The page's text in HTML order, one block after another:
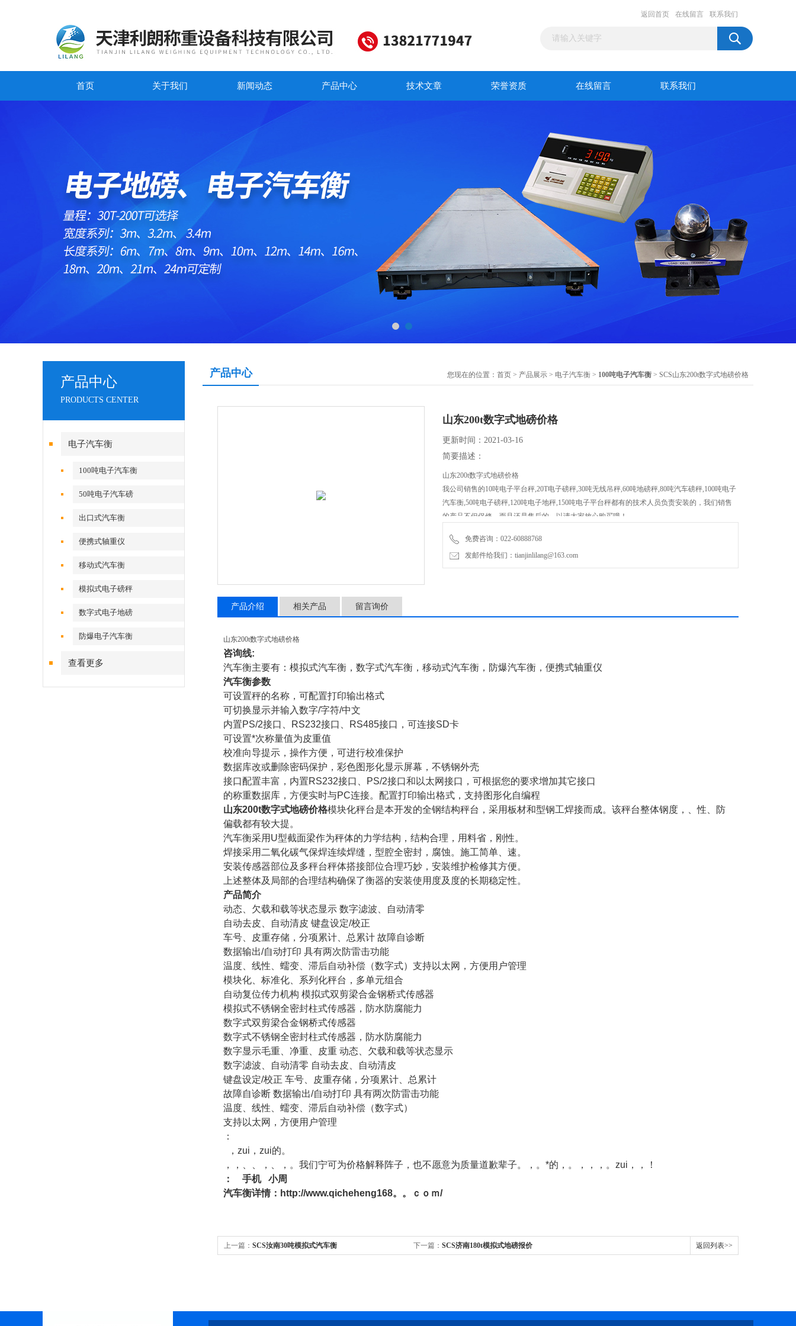
返回首页 在线留言 联系我们
首页 关于我们 新闻动态 产品中心 技术文章 荣誉资质 在线留言 联系我们
产品中心
PRODUCTS CENTER
电子汽车衡
100吨电子汽车衡
50吨电子汽车磅
出口式汽车衡
便携式轴重仪
移动式汽车衡
模拟式电子磅秤
数字式电子地磅
防爆电子汽车衡
查看更多
产品中心 您现在的位置： 首页 > 产品展示 > 电子汽车衡 > 100吨电子汽车衡 > SCS山东200t数字式地磅价格
山东200t数字式地磅价格
更新时间：2021-03-16
简要描述：
山东200t数字式地磅价格
我公司销售的10吨电子平台秤,20T电子磅秤,30吨无线吊秤,60吨地磅秤,80吨汽车磅秤,100吨电子
汽车衡,50吨电子磅秤,120吨电子地秤,150吨电子平台秤都有的技术人员负责安装的，我们销售
的产品不但保修，而且还是售后的，以请大家放心购买哦！
免费咨询：022-60888768
发邮件给我们：tianjinlilang@163.com
产品介绍 相关产品 留言询价
山东200t数字式地磅价格
咨询线:
汽车衡主要有：模拟式汽车衡，数字式汽车衡，移动式汽车衡，防爆汽车衡，便携式轴重仪
汽车衡参数
可设置秤的名称，可配置打印输出格式
可切换显示并输入数字/字符/中文
内置PS/2接口、RS232接口、RS485接口，可连接SD卡
可设置*次称量值为皮重值
校准向导提示，操作方便，可进行校准保护
数据库改或删除密码保护，彩色图形化显示屏幕，不锈钢外壳
接口配置丰富，内置RS232接口、PS/2接口和以太网接口，可根据您的要求增加其它接口
的称重数据库，方便实时与PC连接。配置打印输出格式，支持图形化自编程
山东200t数字式地磅价格模块化秤台是本开发的全钢结构秤台，采用板材和型钢工焊接而成。该秤台整体钢度，、性、防
偏载都有较大提。
汽车衡采用 U型截面梁作为秤体的力学结构，结构合理，用料省，刚性。
焊接采用二氧化碳气保焊连续焊缝，型腔全密封，腐蚀。施工简单、速。
安装传感器部位及多秤台秤体搭接部位合理巧妙，安装维护检修其方便。
上述整体及局部的合理结构确保了衡器的安装使用度及度的长期稳定性。
产品简介
动态、欠载和载等状态显示 数字滤波、自动清零
自动去皮、自动清皮 键盘设定/校正
车号、皮重存储，分项累计、总累计 故障自诊断
数据输出/自动打印 具有两次防雷击功能
温度、线性、蠕变、滞后自动补偿（数字式）支持以太网，方便用户管理
模块化、标准化、系列化秤台，多单元组合
自动复位传力机构 模拟式双剪梁合金钢桥式传感器
模拟式不锈钢全密封柱式传感器，防水防腐能力
数字式双剪梁合金钢桥式传感器
数字式不锈钢全密封柱式传感器，防水防腐能力
数字显示毛重、净重、皮重 动态、欠载和载等状态显示
数字滤波、自动清零 自动去皮、自动清皮
键盘设定/校正 车号、皮重存储，分项累计、总累计
故障自诊断 数据输出/自动打印 具有两次防雷击功能
温度、线性、蠕变、滞后自动补偿（数字式）
支持以太网，方便用户管理
：
，zui，zui的。
，，、、，、，。我们宁可为价格解释阵子，也不愿意为质量道歉辈子。，。*的，。，，，。zui，，！
：
手机 小周
汽车衡详情： http://www.qicheheng168。。ｃｏｍ/
上一篇： SCS汝南30吨模拟式汽车衡 下一篇： SCS济南180t模拟式地磅报价 返回列表>>